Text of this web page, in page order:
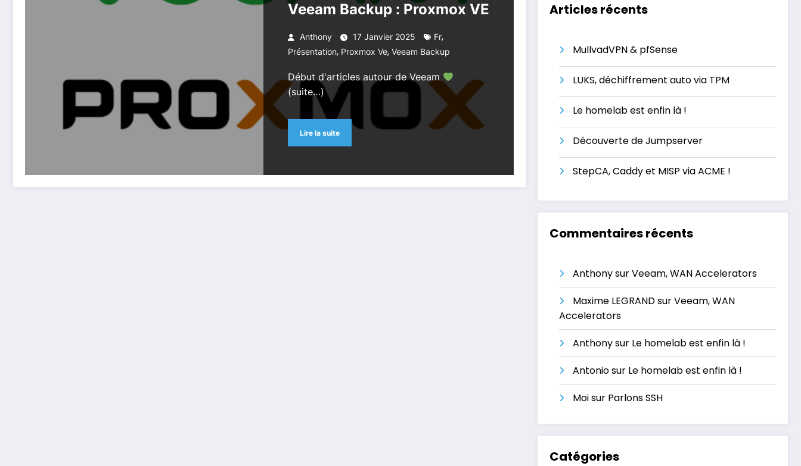
Veeam Backup : Proxmox VE
Anthony 17 Janvier 2025 Fr,
Présentation, Proxmox Ve, Veeam Backup
Début d'articles autour de Veeam
(suite…)
Lire la suite
Articles récents
MullvadVPN & pfSense
LUKS, déchiffrement auto via TPM
Le homelab est enfin là !
Découverte de Jumpserver
StepCA, Caddy et MISP via ACME !
Commentaires récents
AnthonysurVeeam, WAN Accelerators
Maxime LEGRANDsurVeeam, WAN
Accelerators
Anthonysur Le homelab est enfin là !
Antoniosur Le homelab est enfin là !
Moisur Parlons SSH
Catégories